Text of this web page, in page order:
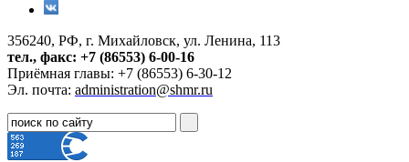
356240, РФ, г. Михайловск, ул. Ленина, 113
тел., факс: +7 (86553) 6-00-16
Приёмная главы: +7 (86553) 6-30-12
Эл. почта: administration@shmr.ru